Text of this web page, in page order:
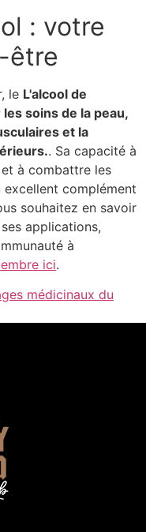
: votre
être
le L'alcool de
soins de la peau,
et la
. Sa capacité à
à combattre les
complément
souhaitez en savoir
applications,
à
ici.
médicinaux du